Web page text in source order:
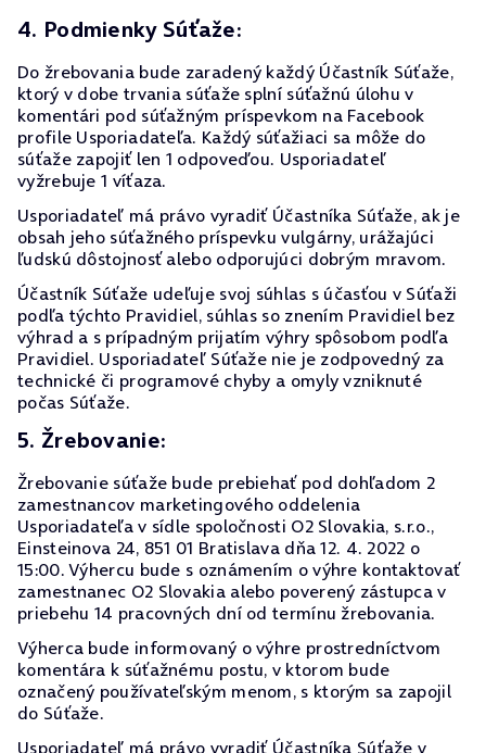
4. Podmienky Súťaže:
Do žrebovania bude zaradený každý Účastník Súťaže,
ktorý v dobe trvania súťaže splní súťažnú úlohu v
komentári pod súťažným príspevkom na Facebook
profile Usporiadateľa. Každý súťažiaci sa môže do
súťaže zapojiť len 1 odpoveďou. Usporiadateľ
vyžrebuje 1 víťaza.
Usporiadateľ má právo vyradiť Účastníka Súťaže, ak je
obsah jeho súťažného príspevku vulgárny, urážajúci
ľudskú dôstojnosť alebo odporujúci dobrým mravom.
Účastník Súťaže udeľuje svoj súhlas s účasťou v Súťaži
podľa týchto Pravidiel, súhlas so znením Pravidiel bez
výhrad a s prípadným prijatím výhry spôsobom podľa
Pravidiel. Usporiadateľ Súťaže nie je zodpovedný za
technické či programové chyby a omyly vzniknuté
počas Súťaže.
5. Žrebovanie:
Žrebovanie súťaže bude prebiehať pod dohľadom 2
zamestnancov marketingového oddelenia
Usporiadateľa v sídle spoločnosti O2 Slovakia, s.r.o.,
Einsteinova 24, 851 01 Bratislava dňa 12. 4. 2022 o
15:00. Výhercu bude s oznámením o výhre kontaktovať
zamestnanec O2 Slovakia alebo poverený zástupca v
priebehu 14 pracovných dní od termínu žrebovania.
Výherca bude informovaný o výhre prostredníctvom
komentára k súťažnému postu, v ktorom bude
označený používateľským menom, s ktorým sa zapojil
do Súťaže.
Usporiadateľ má právo vyradiť Účastníka Súťaže v